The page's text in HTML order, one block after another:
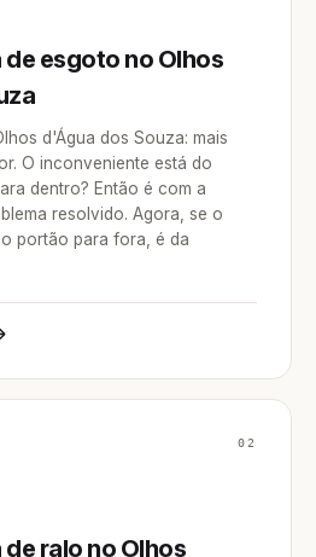
esgoto no Olhos
d'Água dos Souza: mais
O inconveniente está do
dentro? Então é com a
resolvido. Agora, se o
portão para fora, é da
02
ralo no Olhos